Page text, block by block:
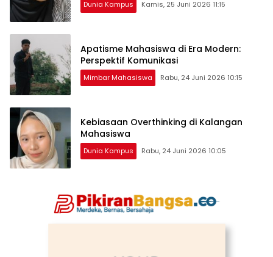
Dunia Kampus Kamis, 25 Juni 2026 11:15
Apatisme Mahasiswa di Era Modern:
Perspektif Komunikasi
Mimbar Mahasiswa Rabu, 24 Juni 2026 10:15
Kebiasaan Overthinking di Kalangan
Mahasiswa
Dunia Kampus Rabu, 24 Juni 2026 10:05